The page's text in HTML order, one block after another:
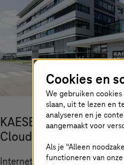
KAESER
Cloudbeveiliging voor
Internet Protect Pro
Cookies en
We gebruiken
slaan, uit te lezen en
analyseren en je
aangemaakt voor
Als je "Alleen
functioneren van